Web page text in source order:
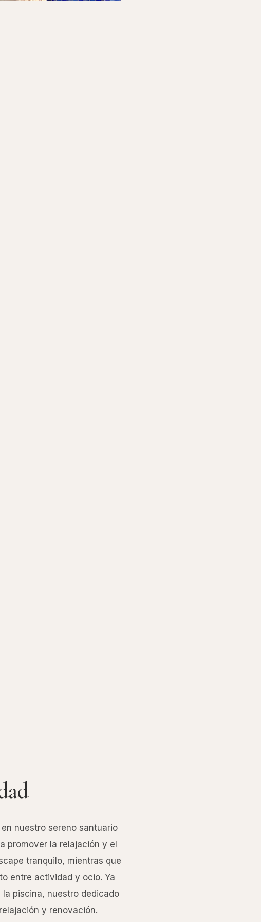
nuestro sereno santuario
promover la relajación y el
tranquilo, mientras que
entre actividad y ocio. Ya
piscina, nuestro dedicado
y renovación.